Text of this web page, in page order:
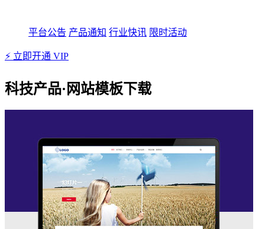
平台公告 产品通知 行业快讯 限时活动
⚡ 立即开通 VIP
科技产品·网站模板下载